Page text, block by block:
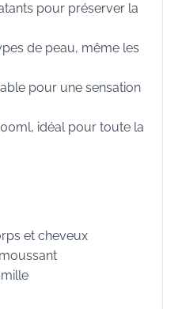
pour préserver la
de peau, même les
pour une sensation
idéal pour toute la
et cheveux